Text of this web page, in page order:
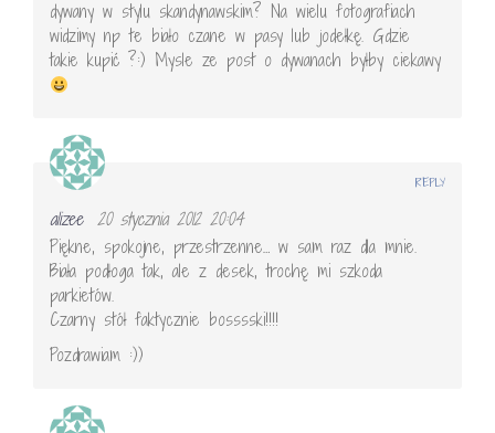
dywany w stylu skandynawskim? Na wielu fotografiach
widzimy np te biało czane w pasy lub jodełkę. Gdzie
takie kupić ?:) Mysle ze post o dywanach byłby ciekawy
alizee 20 stycznia 2012 20:04
Piękne, spokojne, przestrzenne… w sam raz dla mnie.
Biała podłoga tak, ale z desek, trochę mi szkoda
parkietów.
Czarny stół faktycznie bosssski!!!!
Pozdrawiam :))
REPLY